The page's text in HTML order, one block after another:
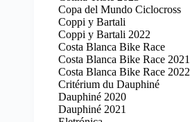
Copa del Mundo Ciclocross
Coppi y Bartali
Coppi y Bartali 2022
Costa Blanca Bike Race
Costa Blanca Bike Race 2021
Costa Blanca Bike Race 2022
Critérium du Dauphiné
Dauphiné 2020
Dauphiné 2021